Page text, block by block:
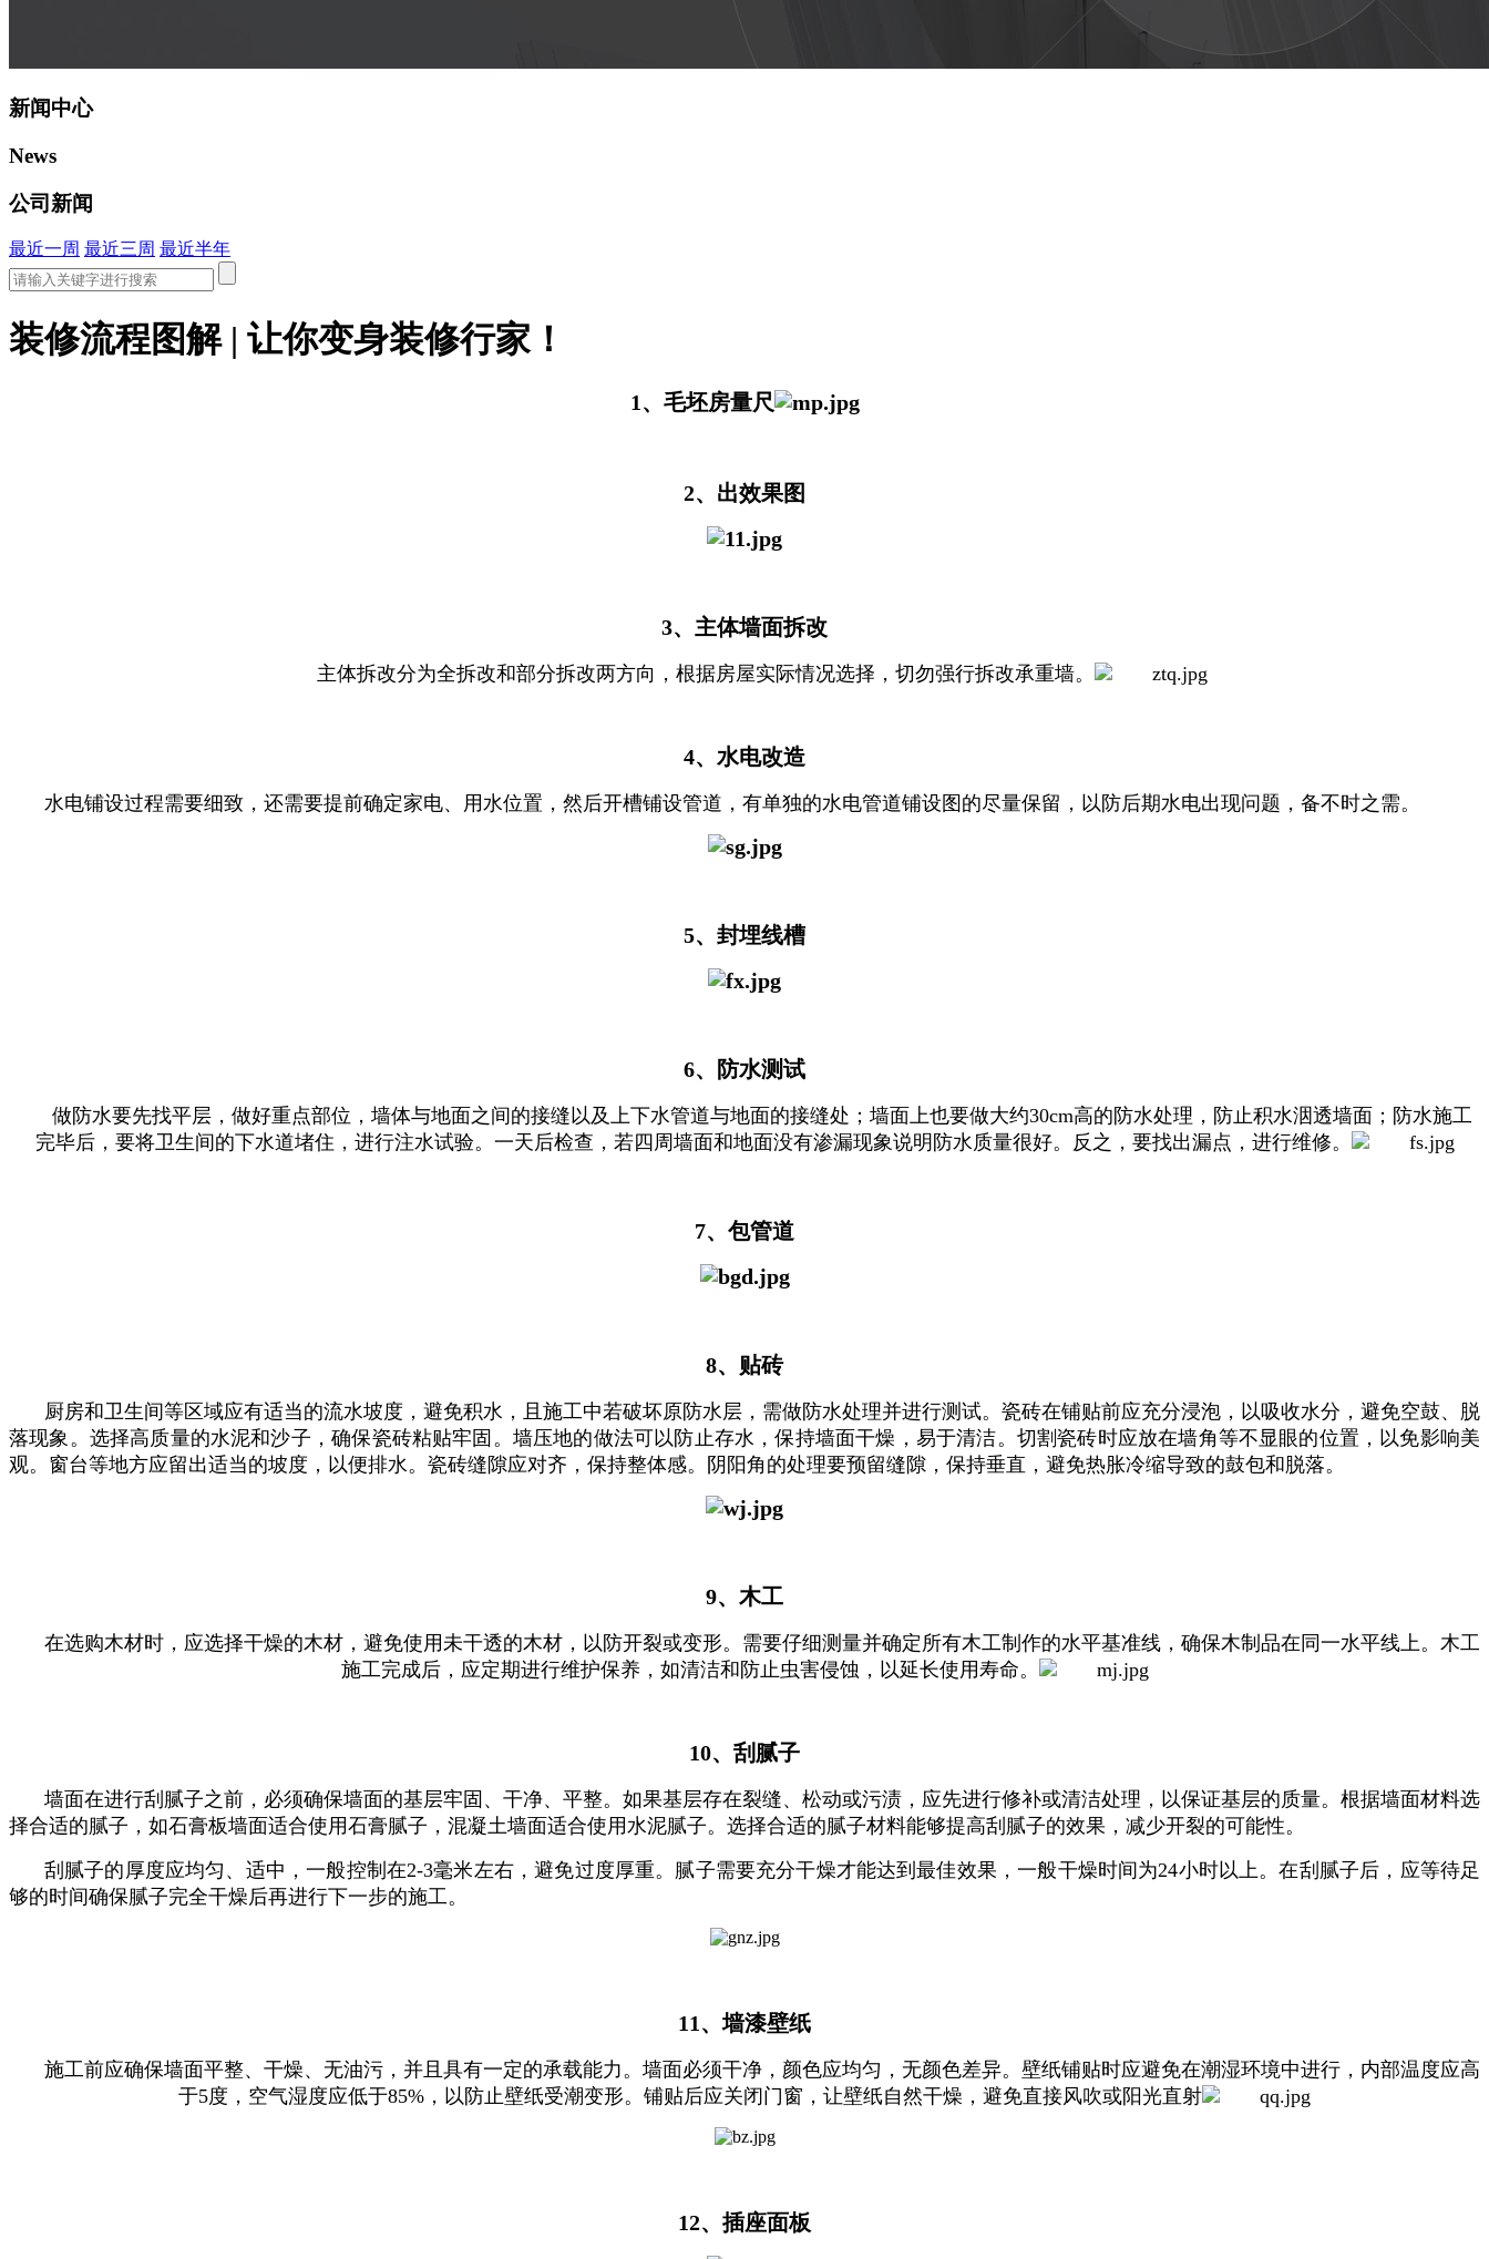
新闻中心
News
公司新闻
最近一周 最近三周 最近半年
装修流程图解 | 让你变身装修行家！
1、毛坯房量尺
2、出效果图
3、主体墙面拆改
主体拆改分为全拆改和部分拆改两方向，根据房屋实际情况选择，切勿强行拆改承重墙。
4、水电改造
水电铺设过程需要细致，还需要提前确定家电、用水位置，然后开槽铺设管道，有单独的水电管道铺设图的尽量保留，以防后期水电出现问题，备不时之需。
5、封埋线槽
6、防水测试
做防水要先找平层，做好重点部位，墙体与地面之间的接缝以及上下水管道与地面的接缝处；墙面上也要做大约30cm高的防水处理，防止积水洇透墙面；防水施工
完毕后，要将卫生间的下水道堵住，进行注水试验。一天后检查，若四周墙面和地面没有渗漏现象说明防水质量很好。反之，要找出漏点，进行维修。
7、包管道
8、贴砖
厨房和卫生间等区域应有适当的流水坡度，‌避免积水，‌且施工中若破坏原防水层，‌需做防水处理并进行测试。‌瓷砖在铺贴前应充分浸泡，‌以吸收水分，‌避免空鼓、‌脱
落现象。‌选择高质量的水泥和沙子，‌确保瓷砖粘贴牢固。‌墙压地的做法可以防止存水，‌保持墙面干燥，‌易于清洁。‌切割瓷砖时应放在墙角等不显眼的位置，‌以免影响美
观。‌窗台等地方应留出适当的坡度，‌以便排水。‌瓷砖缝隙应对齐，‌保持整体感。‌阴阳角的处理要预留缝隙，‌保持垂直，‌避免热胀冷缩导致的鼓包和脱落。
9、木工
在选购木材时，‌应选择干燥的木材，‌避免使用未干透的木材，‌以防开裂或变形。‌需要仔细测量并确定所有木工制作的水平基准线，‌确保木制品在同一水平线上。‌ 木工
施工完成后，‌应定期进行维护保养，‌如清洁和防止虫害侵蚀，‌以延长使用寿命。
10、刮腻子
墙面在进行刮腻子之前，‌必须确保墙面的基层牢固、‌干净、‌平整。‌如果基层存在裂缝、‌松动或污渍，‌应先进行修补或清洁处理，‌以保证基层的质量。‌根据墙面材料选
择合适的腻子，‌如石膏板墙面适合使用石膏腻子，‌混凝土墙面适合使用水泥腻子。‌选择合适的腻子材料能够提高刮腻子的效果，‌减少开裂的可能性。‌
刮腻子的厚度应均匀、‌适中，‌一般控制在2-3毫米左右，‌避免过度厚重。‌腻子需要充分干燥才能达到最佳效果，‌一般干燥时间为24小时以上。‌在刮腻子后，‌应等待足
够的时间确保腻子完全干燥后再进行下一步的施工。
11、墙漆壁纸
施工前应确保墙面平整、‌干燥、‌无油污，‌并且具有一定的承载能力。‌墙面必须干净，‌颜色应均匀，‌无颜色差异。‌壁纸铺贴时应避免在潮湿环境中进行，‌内部温度应高
于5度，‌空气湿度应低于85%，‌以防止壁纸受潮变形。‌铺贴后应关闭门窗，‌让壁纸自然干燥，‌避免直接风吹或阳光直射
12、插座面板